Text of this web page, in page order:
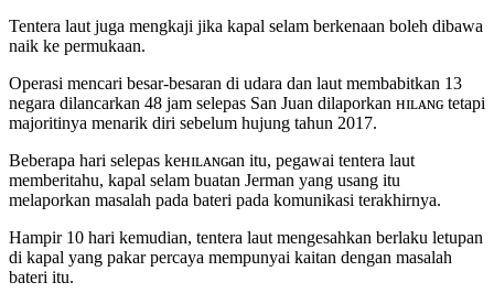
Tentera laut juga mengkaji jika kapal selam berkenaan boleh dibawa
naik ke permukaan.
Operasi mencari besar-besaran di udara dan laut membabitkan 13
negara dilancarkan 48 jam selepas San Juan dilaporkan ʜɪʟᴀɴɢ tetapi
majoritinya menarik diri sebelum hujung tahun 2017.
Beberapa hari selepas keʜɪʟᴀɴɢan itu, pegawai tentera laut
memberitahu, kapal selam buatan Jerman yang usang itu
melaporkan masalah pada bateri pada komunikasi terakhirnya.
Hampir 10 hari kemudian, tentera laut mengesahkan berlaku letupan
di kapal yang pakar percaya mempunyai kaitan dengan masalah
bateri itu.